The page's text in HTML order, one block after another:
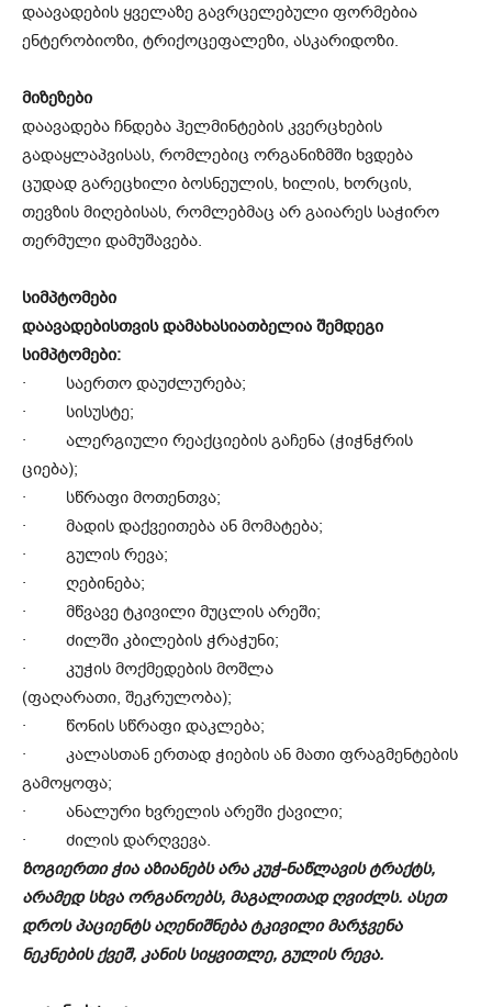
დაავადების ყველაზე გავრცელებული ფორმებია
ენტერობიოზი, ტრიქოცეფალეზი, ასკარიდოზი.
მიზეზები
დაავადება ჩნდება ჰელმინტების კვერცხების
გადაყლაპვისას, რომლებიც ორგანიზმში ხვდება
ცუდად გარეცხილი ბოსნეულის, ხილის, ხორცის,
თევზის მიღებისას, რომლებმაც არ გაიარეს საჭირო
თერმული დამუშავება.
სიმპტომები
დაავადებისთვის დამახასიათბელია შემდეგი
სიმპტომები:
· საერთო დაუძლურება;
· სისუსტე;
· ალერგიული რეაქციების გაჩენა (ჭიჭნჭრის
ციება);
· სწრაფი მოთენთვა;
· მადის დაქვეითება ან მომატება;
· გულის რევა;
· ღებინება;
· მწვავე ტკივილი მუცლის არეში;
· ძილში კბილების ჭრაჭუნი;
· კუჭის მოქმედების მოშლა
(ფაღარათი, შეკრულობა);
· წონის სწრაფი დაკლება;
· კალასთან ერთად ჭიების ან მათი ფრაგმენტების
გამოყოფა;
· ანალური ხვრელის არეში ქავილი;
· ძილის დარღვევა.
ზოგიერთი ჭია აზიანებს არა კუჭ-ნაწლავის ტრაქტს,
არამედ სხვა ორგანოებს, მაგალითად ღვიძლს. ასეთ
დროს პაციენტს აღენიშნება ტკივილი მარჯვენა
ნეკნების ქვეშ, კანის სიყვითლე, გულის რევა.